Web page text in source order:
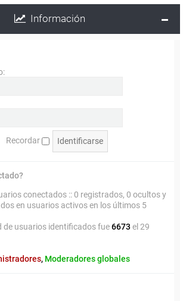
Información
Recordar
conectados :: 0 registrados, 0 ocultos y
en usuarios activos en los últimos 5
de usuarios identificados fue6673 el 29
, Moderadores globales